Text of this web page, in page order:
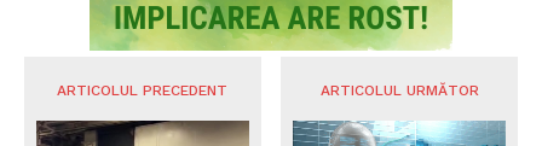
ARTICOLUL PRECEDENT ARTICOLUL URMĂTOR